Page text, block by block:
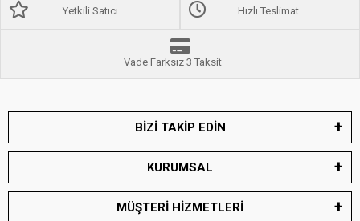
Yetkili Satıcı Hızlı Teslimat
Vade Farksız 3 Taksit
BİZİ TAKİP EDİN
KURUMSAL
MÜŞTERİ HİZMETLERİ